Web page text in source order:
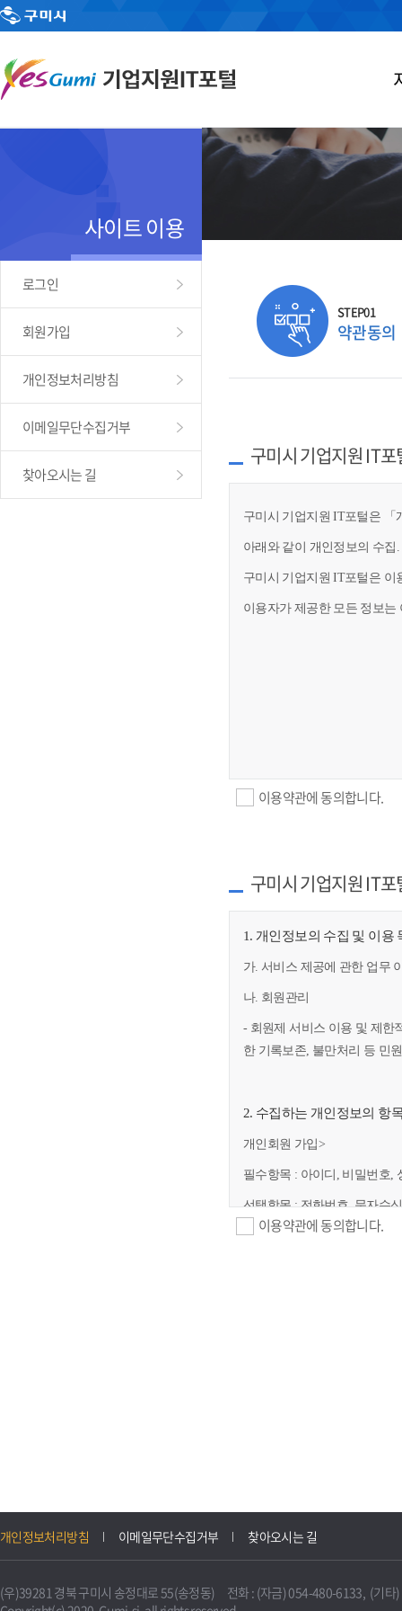
사이트 이용
로그인
회원가입
개인정보처리방침
이메일무단수집거부
찾아오시는 길
STEP01
약관동의
구미시 기업지원 IT
구미시 기업지원 IT포털은 「
아래와 같이 개인정보의 수집
구미시 기업지원 IT포털은 이
이용자가 제공한 모든 정보
이용약관에 동의합니다.
구미시 기업지원 IT
1. 개인정보의 수집 및 이용
가. 서비스 제공에 관한 업무
나. 회원관리
- 회원제 서비스 이용 및 제한
한 기록보존, 불만처리 등 민
2. 수집하는 개인정보의 항
개인회원 가입>
필수항목 : 아이디, 비밀번호,
선택항목 : 전화번호, 문자수
니다.
불필요하게 되었을 때에는
이용약관에 동의합니다.
개인정보처리방침 이메일무단수집거부 찾아오시는 길
(우)39281 경북 구미시 송정대로 55(송정동) 전화 : (자금) 054-480-6133, (기타